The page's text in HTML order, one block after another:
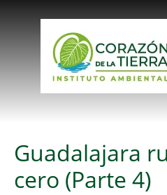
Guadalajara
cero (Parte 4)